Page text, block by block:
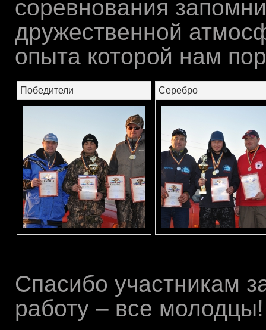
соревнования
дружественной
опыта которой нам
Победители Серебро
Спасибо участникам
работу – все молодцы!